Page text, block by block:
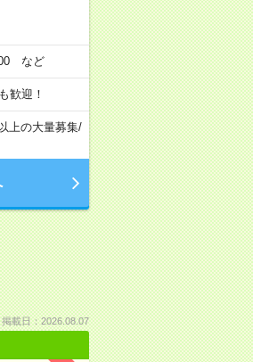
など
歓迎！
上の大量募集/
掲載日：2026.08.07